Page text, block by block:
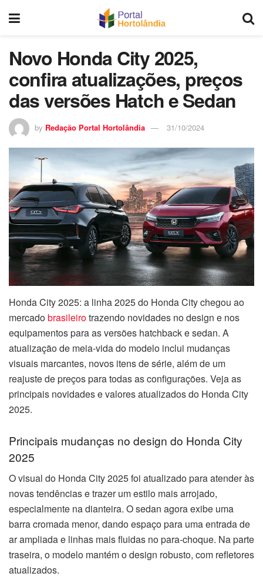
Novo Honda City 2025,
confira atualizações, preços
das versões Hatch e Sedan
by Redação Portal Hortolândia 31/10/2024
Honda City 2025: a linha 2025 do Honda City chegou ao
mercadobrasileirotrazendo novidades no design e nos
equipamentos para as versões hatchback e sedan. A
atualização de meia-vida do modelo inclui mudanças
visuais marcantes, novos itens de série, além de um
reajuste de preços para todas as configurações. Veja as
principais novidades e valores atualizados do Honda City
2025.
Principais mudanças no design do Honda City
2025
O visual do Honda City 2025 foi atualizado para atender às
novas tendências e trazer um estilo mais arrojado,
especialmente na dianteira. O sedan agora exibe uma
barra cromada menor, dando espaço para uma entrada de
ar ampliada e linhas mais fluidas no para-choque. Na parte
traseira, o modelo mantém o design robusto, com refletores
atualizados.